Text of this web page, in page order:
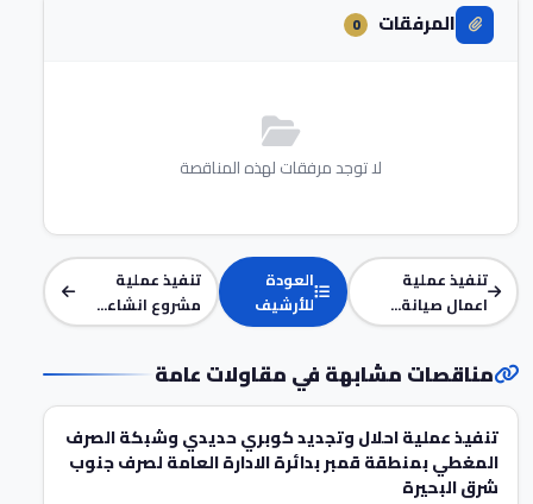
المرفقات 0
لا توجد مرفقات لهذه المناقصة
تنفيذ عملية
اعمال صيانة...
العودة
للأرشيف
تنفيذ عملية
مشروع انشاء...
مناقصات مشابهة في مقاولات عامة
تنفيذ عملية احلال وتجديد كوبري حديدي وشبكة الصرف
المغطي بمنطقة قمبر بدائرة الادارة العامة لصرف جنوب
شرق البحيرة